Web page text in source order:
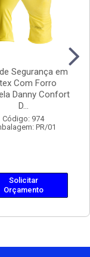
Segurança em
Com Forro
Danny Confort
D...
Código: 974
PR/01
Solicitar
Orçamento